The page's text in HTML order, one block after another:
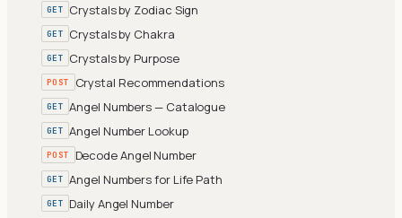
GET Crystals by Zodiac Sign
GET Crystals by Chakra
GET Crystals by Purpose
POST Crystal Recommendations
GET Angel Numbers — Catalogue
GET Angel Number Lookup
POST Decode Angel Number
GET Angel Numbers for Life Path
GET Daily Angel Number